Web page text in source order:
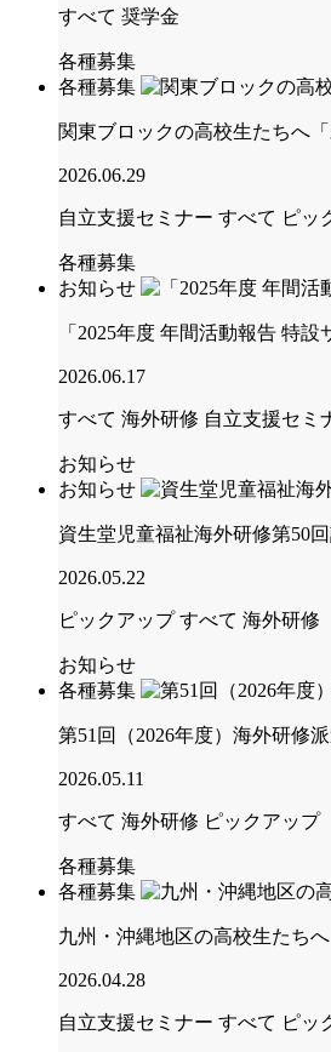
すべて 奨学金
各種募集
各種募集
関東ブロックの高校生たちへ
2026.06.29
自立支援セミナー すべて ピッ
各種募集
お知らせ
「2025年度 年間活動報告 特
2026.06.17
すべて 海外研修 自立支援セミ
お知らせ
お知らせ
資生堂児童福祉海外研修第50
2026.05.22
ピックアップ すべて 海外研修
お知らせ
各種募集
第51回（2026年度）海外研修
2026.05.11
すべて 海外研修 ピックアップ
各種募集
各種募集
九州・沖縄地区の高校生たち
2026.04.28
自立支援セミナー すべて ピッ